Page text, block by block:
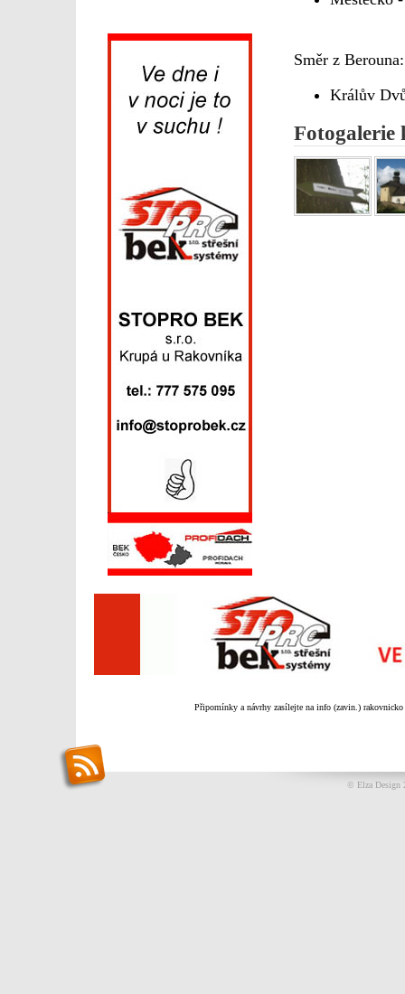
Směr z Berouna:
Králův
Fotogalerie
Připomínky a návrhy zasílejte na info (zavin.) rakovnicko
© Elza Design